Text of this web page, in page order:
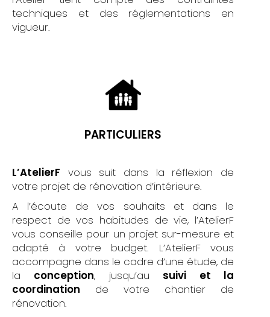
techniques et des réglementations en
vigueur.
PARTICULIERS
L’AtelierF vous suit dans la réflexion de
votre projet de rénovation d’intérieure.
A l’écoute de vos souhaits et dans le
respect de vos habitudes de vie, l’AtelierF
vous conseille pour un projet sur-mesure et
adapté à votre budget. L’AtelierF vous
accompagne dans le cadre d’une étude, de
la conception, jusqu’au suivi et la
coordination de votre chantier de
rénovation.